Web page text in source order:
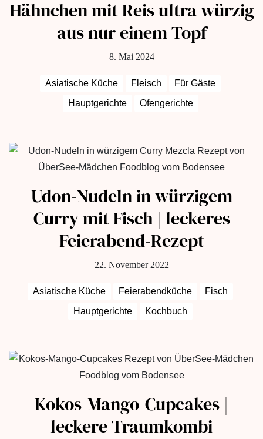
Hähnchen mit Reis ultra würzig
aus nur einem Topf
8. Mai 2024
Asiatische Küche Fleisch
Für Gäste
Hauptgerichte
Ofengerichte
Udon-Nudeln in würzigem
Curry mit Fisch | leckeres
Feierabend-Rezept
22. November 2022
Asiatische Küche Feierabendküche
Fisch
Hauptgerichte
Kochbuch
Kokos-Mango-Cupcakes |
leckere Traumkombi